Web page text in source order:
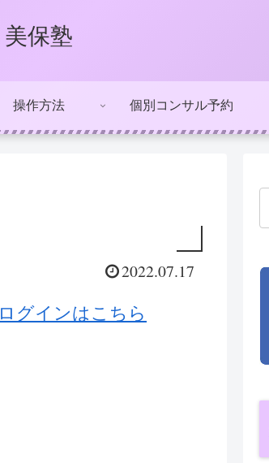
美保塾
操作方法 個別コンサル予約
2022.07.17
ログインはこちら